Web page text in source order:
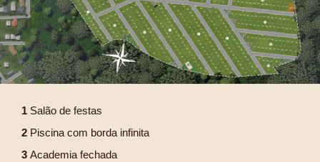
1 Salão de festas
2 Piscina com borda infinita
3 Academia fechada